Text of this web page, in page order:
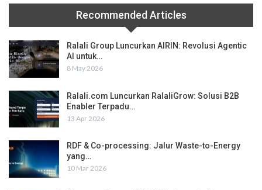
Recommended Articles
Ralali Group Luncurkan AIRIN: Revolusi Agentic
AI untuk…
8 May 2026
Ralali.com Luncurkan RalaliGrow: Solusi B2B
Enabler Terpadu…
13 Apr 2026
RDF & Co-processing: Jalur Waste-to-Energy
yang…
10 Mar 2026